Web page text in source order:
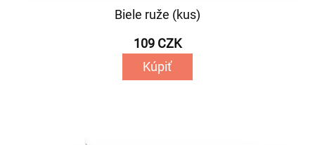
Biele ruže (kus)
109 CZK
Kúpiť